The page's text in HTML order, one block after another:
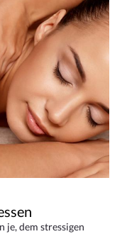
je, dem stressigen